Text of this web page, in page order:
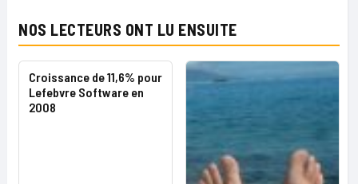
NOS LECTEURS ONT LU ENSUITE
Croissance de 11,6% pour
Lefebvre Software en
2008